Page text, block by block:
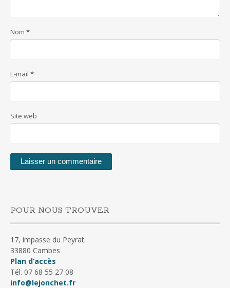
Nom *
E-mail *
Site web
POUR NOUS TROUVER
17, impasse du Peyrat.
33880 Cambes
Plan d’accès
Tél. 07 68 55 27 08
info@lejonchet.fr